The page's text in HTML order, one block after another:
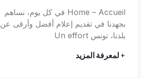
Home – Accueil في كل يوم، نساهم
بجهدنا في تقديم إعلام أفضل وأرقى عن
بلدنا، تونس Un effort
+ لمعرفة المزيد